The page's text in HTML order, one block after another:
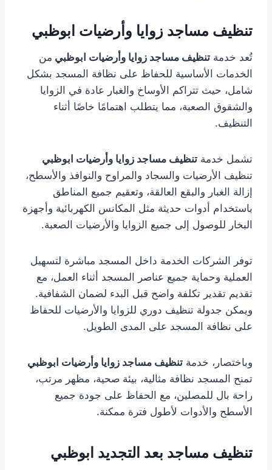
تنظيف مساجد زوايا وأرضيات ابوظبي
تُعد خدمة تنظيف مساجد زوايا وأرضيات ابوظبي من
الخدمات الأساسية للحفاظ على نظافة المسجد بشكل
شامل، حيث تتراكم الأوساخ والغبار عادة في الزوايا
والشقوق الصعبة، مما يتطلب اهتمامًا خاصًا أثناء
التنظيف.
تشمل خدمة تنظيف مساجد زوايا وأرضيات ابوظبي
تنظيف الأرضيات والسجاد والمراوح والنوافذ والأسطح،
إزالة الغبار والبقع العالقة، وتعقيم جميع المناطق
باستخدام أدوات حديثة مثل المكانس الكهربائية وأجهزة
البخار للوصول إلى جميع الزوايا والأرضيات الصعبة.
توفر الشركات الخدمة داخل المسجد مباشرة لتسهيل
العملية وحماية جميع عناصر المسجد أثناء العمل، مع
تقديم تقدير تكلفة واضح قبل البدء لضمان الشفافية.
ويمكن جدولة تنظيف دوري للزوايا والأرضيات للحفاظ
على نظافة المسجد على المدى الطويل.
وباختصار، خدمة تنظيف مساجد زوايا وأرضيات ابوظبي
تمنح المسجد نظافة مثالية، بيئة صحية، مظهر مرتب،
راحة بال للمصلين، مع الحفاظ على جودة جميع
الأسطح والأدوات لأطول فترة ممكنة.
تنظيف مساجد بعد التجديد ابوظبي